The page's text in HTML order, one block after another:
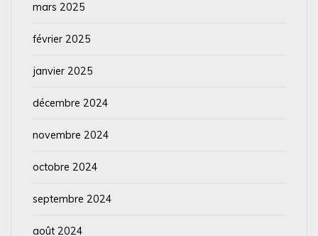
mars 2025
février 2025
janvier 2025
décembre 2024
novembre 2024
octobre 2024
septembre 2024
août 2024